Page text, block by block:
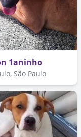
1aninho
São Paulo